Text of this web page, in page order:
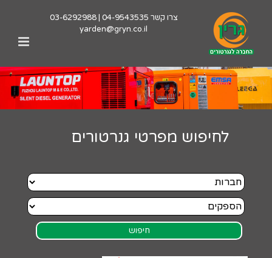
צרו קשר 04-9543535
|
03-6292988
yarden@gryn.co.il
לחיפוש מפרטי גנרטורים